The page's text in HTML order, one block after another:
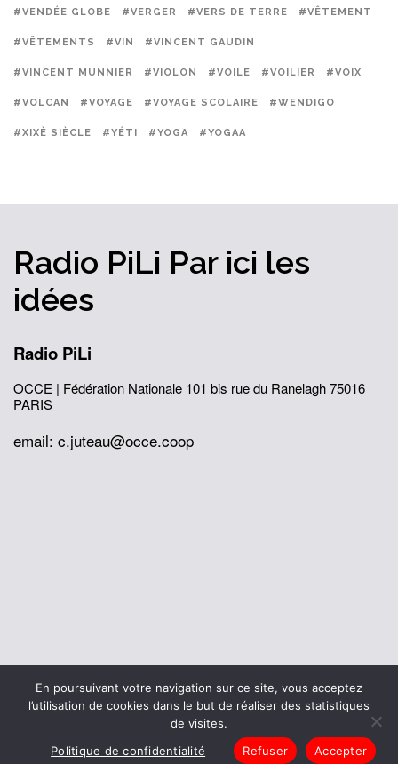
#VENDÉE GLOBE #VERGER #VERS DE TERRE #VÊTEMENT
#VÊTEMENTS #VIN #VINCENT GAUDIN
#VINCENT MUNNIER #VIOLON #VOILE #VOILIER #VOIX
#VOLCAN #VOYAGE #VOYAGE SCOLAIRE #WENDIGO
#XIXÈ SIÈCLE #YÉTI #YOGA #YOGAA
Radio PiLi Par ici les
idées
Radio PiLi
OCCE | Fédération Nationale 101 bis rue du Ranelagh75016
PARIS
email: c.juteau@occe.coop
© 2026 Office Central de la Coopération à l'École
Mentions légales
Politique de confidentialité
L’histoire de I’OCCE
En poursuivant votre navigation sur ce site, vous acceptez
l’utilisation de cookies dans le but de réaliser des statistiques
de visites.
Accepter
Refuser
Politique de confidentialité